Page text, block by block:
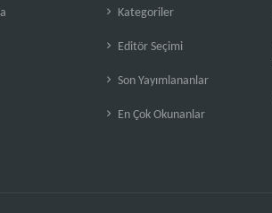
Kategoriler
Editör Seçimi
Son Yayımlananlar
En Çok Okunanlar